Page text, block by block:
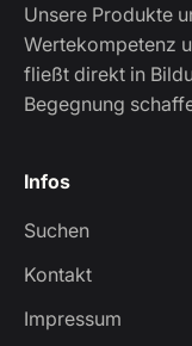
Unsere Produkte
Wertekompetenz
fließt direkt in
Begegnung
Infos
Suchen
Kontakt
Impressum